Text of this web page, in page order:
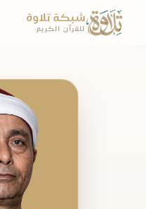
شبكة تلاوة
للقرآن الكريم